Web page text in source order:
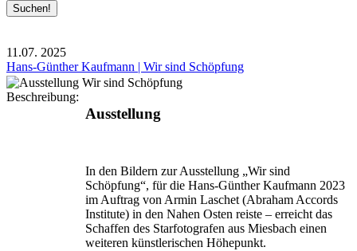
11.07. 2025
Hans-Günther Kaufmann | Wir sind Schöpfung
Beschreibung:
Ausstellung
In den Bildern zur Ausstellung „Wir sind
Schöpfung“, für die Hans-Günther Kaufmann 2023
im Auftrag von Armin Laschet (Abraham Accords
Institute) in den Nahen Osten reiste – erreicht das
Schaffen des Starfotografen aus Miesbach einen
weiteren künstlerischen Höhepunkt.